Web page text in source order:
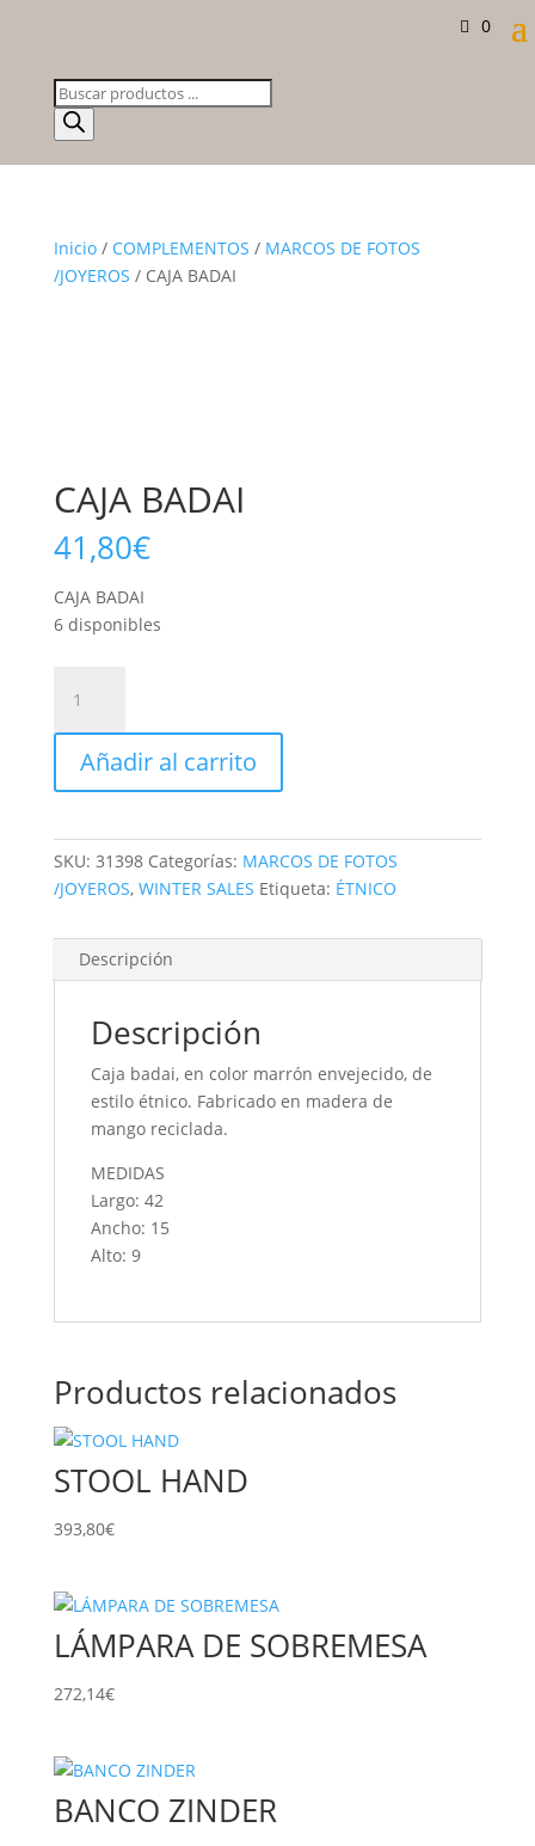
0
Búsqueda
de
productos
Inicio/ COMPLEMENTOS / MARCOS DE FOTOS
/JOYEROS / CAJA BADAI
CAJA BADAI
41,80€
CAJA BADAI
6 disponibles
BADAI
cantidad
Añadir al carrito
SKU: 31398 Categorías: MARCOS DE FOTOS
/JOYEROS, WINTER SALES Etiqueta: ÉTNICO
Descripción
Descripción
Caja badai, en color marrón envejecido, de
estilo étnico. Fabricado en madera de
mango reciclada.
MEDIDAS
Largo: 42
Ancho: 15
Alto: 9
Productos relacionados
STOOL HAND
393,80€
LÁMPARA DE SOBREMESA
272,14€
BANCO ZINDER